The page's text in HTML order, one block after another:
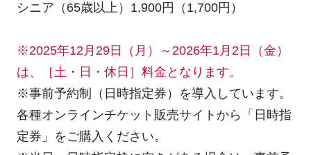
シニア（65歳以上）1,900円（1,700円）
※2025年12月29日（月）～2026年1月2日（金）
は、［土・日・休日］料金となります。
※事前予約制（日時指定券）を導入しています。
各種オンラインチケット販売サイトから「日時指
定券」をご購入ください。